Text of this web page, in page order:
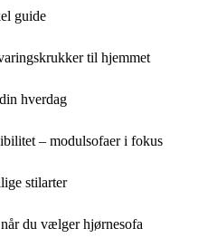
guide
til hjemmet
hverdag
– modulsofaer i fokus
stilarter
du vælger hjørnesofa